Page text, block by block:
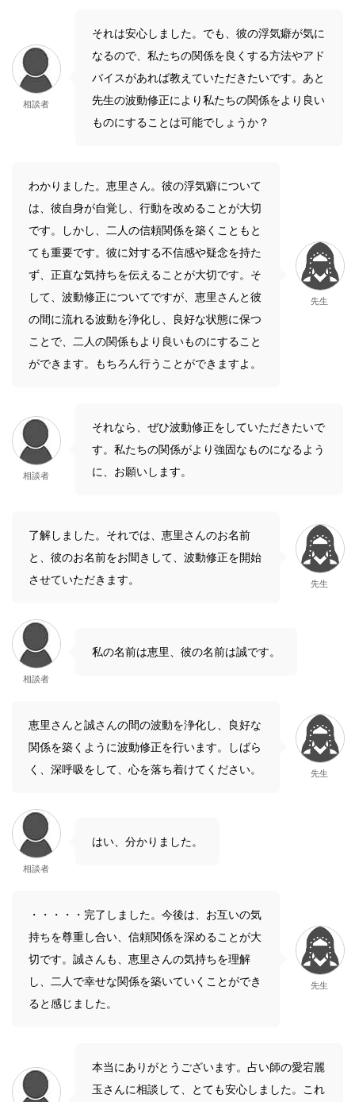
相談者
それは安心しました。でも、彼の浮気癖が気に
なるので、私たちの関係を良くする方法やアド
バイスがあれば教えていただきたいです。あと
先生の波動修正により私たちの関係をより良い
ものにすることは可能でしょうか？
わかりました。恵里さん。彼の浮気癖について
は、彼自身が自覚し、行動を改めることが大切
です。しかし、二人の信頼関係を築くこともと
ても重要です。彼に対する不信感や疑念を持た
ず、正直な気持ちを伝えることが大切です。そ
して、波動修正についてですが、恵里さんと彼
の間に流れる波動を浄化し、良好な状態に保つ
ことで、二人の関係もより良いものにすること
ができます。もちろん行うことができますよ。
先生
相談者
それなら、ぜひ波動修正をしていただきたいで
す。私たちの関係がより強固なものになるよう
に、お願いします。
了解しました。それでは、恵里さんのお名前
と、彼のお名前をお聞きして、波動修正を開始
させていただきます。
先生
相談者
私の名前は恵里、彼の名前は誠です。
恵里さんと誠さんの間の波動を浄化し、良好な
関係を築くように波動修正を行います。しばら
く、深呼吸をして、心を落ち着けてください。
先生
相談者
はい、分かりました。
・・・・・完了しました。今後は、お互いの気
持ちを尊重し合い、信頼関係を深めることが大
切です。誠さんも、恵里さんの気持ちを理解
し、二人で幸せな関係を築いていくことができ
ると感じました。
先生
本当にありがとうございます。占い師の愛宕麗
玉さんに相談して、とても安心しました。これ